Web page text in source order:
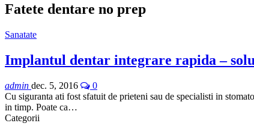
Fatete dentare no prep
Sanatate
Implantul dentar integrare rapida –
admin dec. 5, 2016
0
Cu siguranta ati fost sfatuit de prieteni sau de specialisti in
in timp. Poate ca…
Categorii